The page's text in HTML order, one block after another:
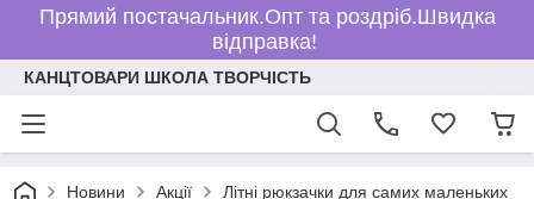
Прямий постачальник.Опт та роздріб.Швидка
відправка!
КАНЦТОВАРИ ШКОЛА ТВОРЧІСТЬ
Новини Акції Літні рюкзачки для самих маленьких